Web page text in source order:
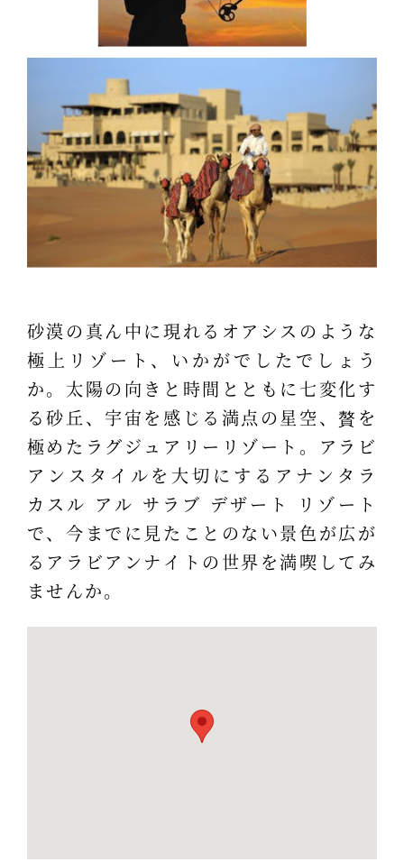
砂漠の真ん中に現れるオアシスのような
極上リゾート、いかがでしたでしょう
か。太陽の向きと時間とともに七変化す
る砂丘、宇宙を感じる満点の星空、贅を
極めたラグジュアリーリゾート。アラビ
アンスタイルを大切にするアナンタラ
カスル アル サラブ デザート リゾート
で、今までに見たことのない景色が広が
るアラビアンナイトの世界を満喫してみ
ませんか。